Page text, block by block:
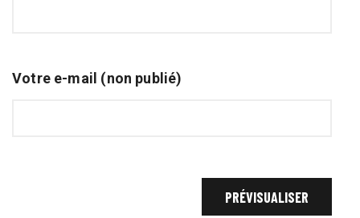
Votre e-mail (non publié)